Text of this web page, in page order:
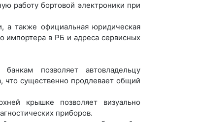
работу бортовой электроники при
а также официальная юридическая
импортера в РБ и адреса сервисных
позволяет автовладельцу
что существенно продлевает общий
крышке позволяет визуально
приборов.